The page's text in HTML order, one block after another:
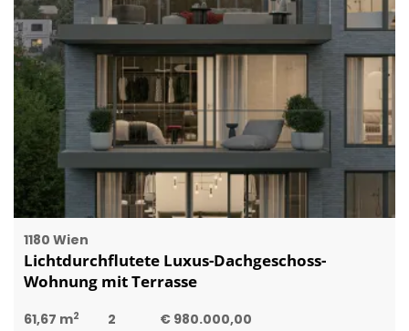
1180 Wien
Lichtdurchflutete Luxus-Dachgeschoss-
Wohnung mit Terrasse
61,67 m2 2 € 980.000,00